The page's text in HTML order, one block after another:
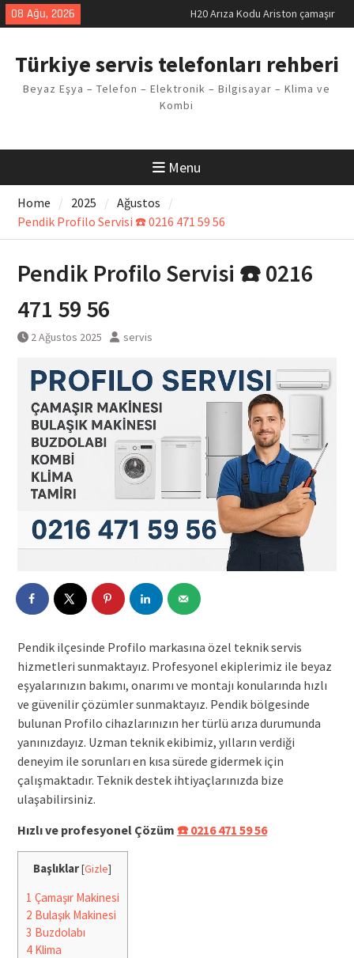
Skip
to
08 Ağu, 2026
LG kombi E2 Arızası Çözümü
Arçelik buzdolabı F5 Hatası
Vaillant çamaşır makinesi E03
Ferroli klima E3 Arızası Çözümü
Türkiye servis telefonları rehberi
Beyaz Eşya – Telefon – Elektronik – Bilgisayar – Klima ve
Kombi
Menu
Home 2025
Ağustos
Pendik Profilo Servisi ☎️ 0216 471 59 56
Pendik Profilo Servisi ☎️ 0216
471 59 56
2 Ağustos 2025 servis
Pendik ilçesinde Profilo markasına özel teknik servis
hizmetleri sunmaktayız. Profesyonel ekiplerimiz ile beyaz
eşyalarınızın bakımı, onarımı ve montajı konularında hızlı
ve güvenilir çözümler sunmaktayız. Pendik bölgesinde
bulunan Profilo cihazlarınızın her türlü arıza durumunda
yanınızdayız. Uzman teknik ekibimiz, yılların verdiği
deneyim ile sorunları en kısa sürede gidermek için
çalışmaktadır. Teknik destek ihtiyaçlarınızda bize
ulaşabilirsiniz.
Hızlı ve profesyonel Çözüm ☎️ 0216 471 59 56
Başlıklar[Gizle]
1 Çamaşır Makinesi
2 Bulaşık Makinesi
3 Buzdolabı
4Klima